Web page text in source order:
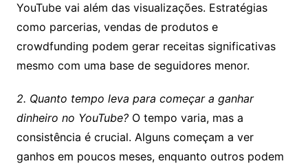
YouTube vai além das visualizações. Estratégias
como parcerias, vendas de produtos e
crowdfunding podem gerar receitas significativas
mesmo com uma base de seguidores menor.
2. Quanto tempo leva para começar a ganhar
dinheiro no YouTube?O tempo varia, mas a
consistência é crucial. Alguns começam a ver
ganhos em poucos meses, enquanto outros podem